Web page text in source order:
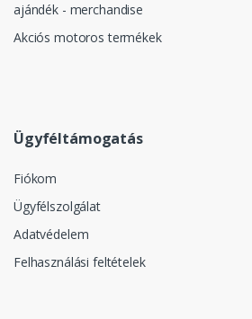
ajándék - merchandise
Akciós motoros termékek
Ügyféltámogatás
Fiókom
Ügyfélszolgálat
Adatvédelem
Felhasználási feltételek